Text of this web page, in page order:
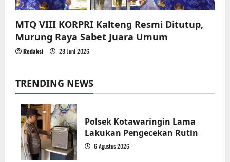
MTQ VIII KORPRI Kalteng Resmi Ditutup,
Murung Raya Sabet Juara Umum
Redaksi 28 Juni 2026
TRENDING NEWS
Polsek Kotawaringin Lama
Lakukan Pengecekan Rutin
6 Agustus 2026